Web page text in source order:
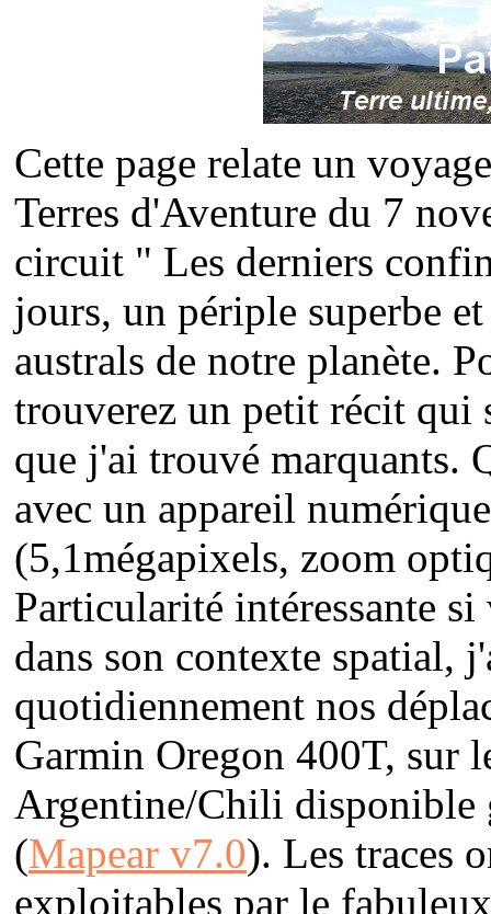
Cette page relate un
Terres d'Aventure du 7
circuit " Les derniers
jours, un périple superbe
australs de notre planète.
trouverez un petit récit qui
que j'ai trouvé marquants.
avec un appareil
(5,1mégapixels, zoom
Particularité intéressante
dans son contexte spatial,
quotidiennement nos
Garmin Oregon 400T, sur
Argentine/Chili disponible
(Mapear v7.0). Les traces
exploitables par le